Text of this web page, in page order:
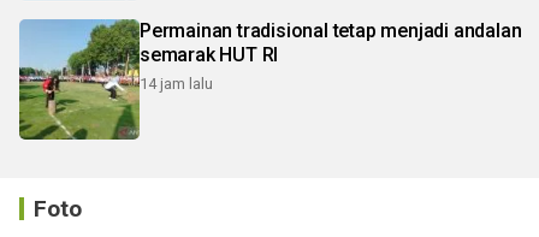
Permainan tradisional tetap menjadi andalan
semarak HUT RI
14 jam lalu
Foto